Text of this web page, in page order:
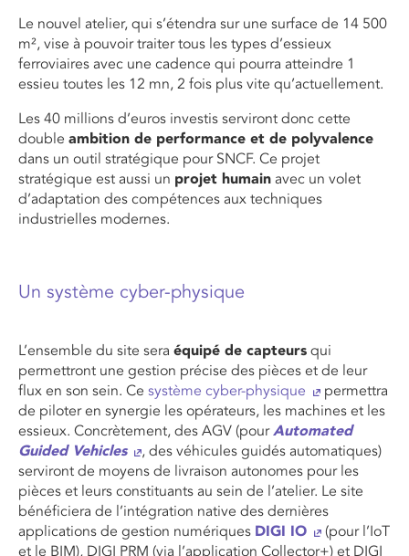
Le nouvel atelier, qui s’étendra sur une surface de 14 500
m², vise à pouvoir traiter tous les types d’essieux
ferroviaires avec une cadence qui pourra atteindre 1
essieu toutes les 12 mn, 2 fois plus vite qu’actuellement.
Les 40 millions d’euros investis serviront donc cette
double ambition de performance et de polyvalence
dans un outil stratégique pour SNCF. Ce projet
stratégique est aussi un projet humain avec un volet
d’adaptation des compétences aux techniques
industrielles modernes.
Un système cyber-physique
L’ensemble du site sera équipé de capteurs qui
permettront une gestion précise des pièces et de leur
flux en son sein. Ce système cyber-physique
permettra
de piloter en synergie les opérateurs, les machines et les
essieux. Concrètement, des AGV (pourAutomated
Guided Vehicles
, des véhicules guidés automatiques)
serviront de moyens de livraison autonomes pour les
pièces et leurs constituants au sein de l’atelier. Le site
bénéficiera de l’intégration native des dernières
applications de gestion numériques DIGI IO
(pour l’IoT
et le BIM), DIGI PRM (via l’application Collector+) et DIGI